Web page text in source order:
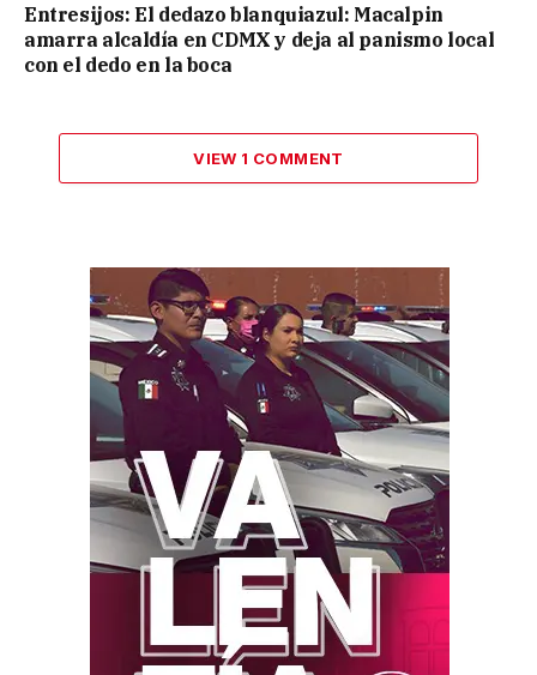
Entresijos: El dedazo blanquiazul: Macalpin
amarra alcaldía en CDMX y deja al panismo local
con el dedo en la boca
VIEW 1 COMMENT